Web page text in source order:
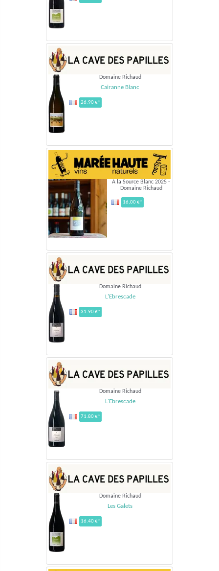
Domaine Richaud
Cairanne Blanc
26.90 €*
A la Source Blanc 2025 -
Domaine Richaud
16,00 €*
Domaine Richaud
L'Ebrescade
31.90 €*
Domaine Richaud
L'Ebrescade
71.80 €*
Domaine Richaud
Les Galets
16.40 €*